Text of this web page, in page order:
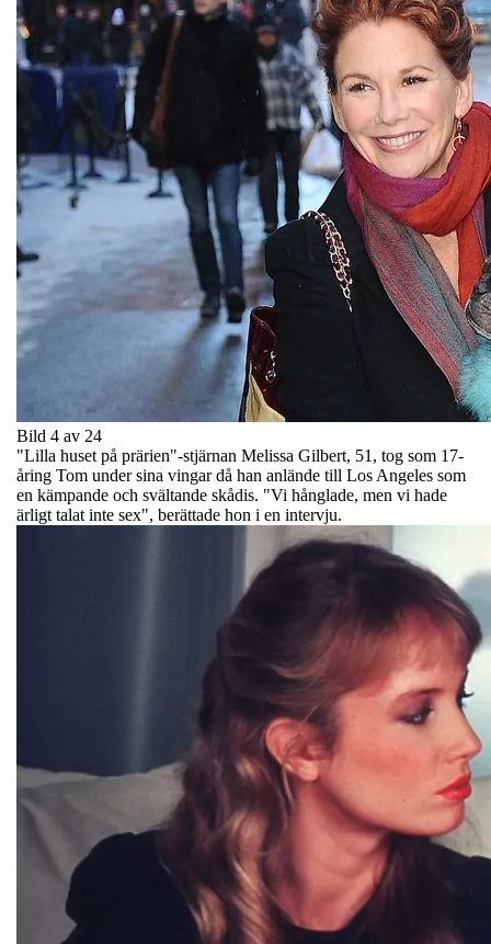
Bild 4 av 24
"Lilla huset på prärien"-stjärnan Melissa Gilbert, 51, tog som 17-
åring Tom under sina vingar då han anlände till Los Angeles som
en kämpande och svältande skådis. "Vi hånglade, men vi hade
ärligt talat inte sex", berättade hon i en intervju.